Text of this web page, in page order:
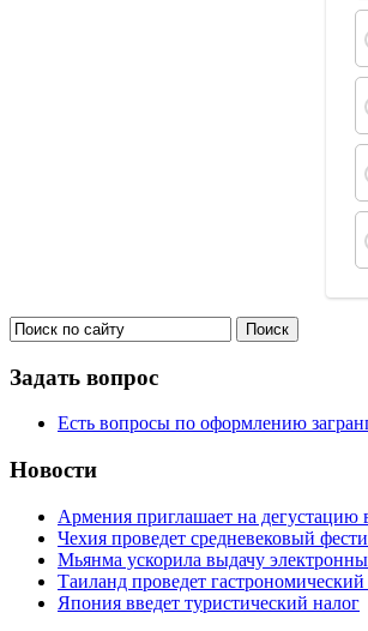
Задать вопрос
Есть вопросы по оформлению
Новости
Армения приглашает на дегустацию
Чехия проведет средневековый
Мьянма ускорила выдачу
Таиланд проведет гастрономический
Япония введет туристический налог